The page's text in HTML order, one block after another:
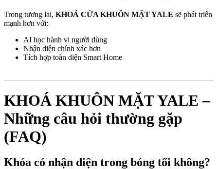
Trong tương lai, KHOÁ CỬA KHUÔN MẶT YALE sẽ phát triển
mạnh hơn với:
AI học hành vi người dùng
Nhận diện chính xác hơn
Tích hợp toàn diện Smart Home
KHOÁ KHUÔN MẶT YALE –
Những câu hỏi thường gặp
(FAQ)
Khóa có nhận diện trong bóng tối không?